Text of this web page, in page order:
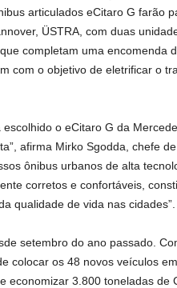
articulados eCitaro G farão
ÜSTRA, com duas
completam uma encomenda
com o objetivo de eletrificar o
o eCitaro G da
afirma Mirko Sgodda, chefe
ônibus urbanos de alta
corretos e confortáveis,
qualidade de vida nas cidades”.
setembro do ano passado.
colocar os 48 novos veículos
economizar 3.800 toneladas de